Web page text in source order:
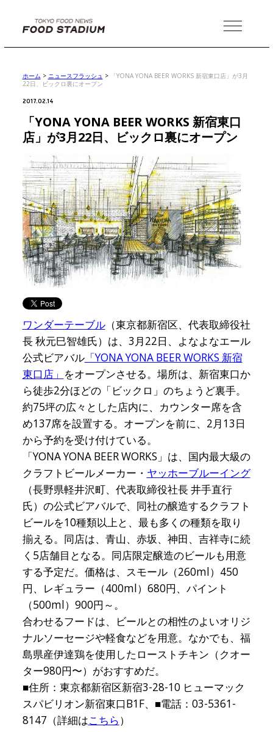
MENU
ホーム > ニュースフラッシュ >
「YONA YONA BEER WORKS 新宿東口店」が3月
22日、ビックロ裏にオープン
2017.02.14
「YONA YONA BEER WORKS 新宿東口
店」が3月22日、ビックロ裏にオープン
ワンダーテーブル（東京都新宿区、代表取締役社
長 秋元巳智雄氏）は、3月22日、よなよなエール
公式ビアバル「YONA YONA BEER WORKS 新宿
東口店」 をオープンさせる。場所は、新宿東口か
ら徒歩2分ほどの「ビックロ」のちょうど裏手。
約75坪の広々とした店内に、カウンター席を含
め137席を設置する。オープンを前に、2月13日
から予約を受け付けている。
「YONA YONA BEER WORKS」は、国内最大級の
クラフトビールメーカー・ ヤッホーブルーイング
（長野県軽井沢町、代表取締役社長 井手直行
氏）の公式ビアバルで、同社の醸造するクラフト
ビールを10種類以上と、最も多くの種類を取り
揃える。同店は、青山、赤坂、神田、吉祥寺に続
く5店舗目となる。同店限定醸造のビールも用意
する予定だ。価格は、スモール（260ml）450
円、レギュラー（400ml）680円、パイント
（500ml）900円～。
合わせるフードは、ビールとの相性のよいオリジ
ナルソーセージや軽食などを用意。なかでも、福
島県産伊達鶏を使用したローストチキン（クオー
ター980円〜）がおすすめだ。
■住所：東京都新宿区新宿3-28-10 ヒューマック
スパビリオン新宿東口B1F、■電話：03-5361-
8147（詳細はこちら）